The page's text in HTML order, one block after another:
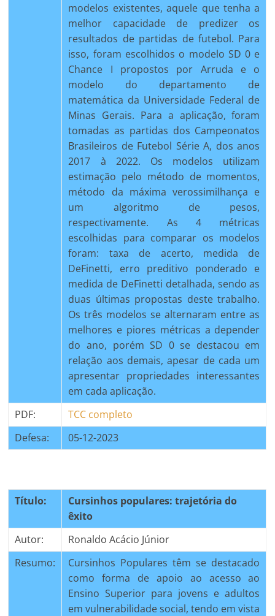
modelos existentes, aquele que tenha a
melhor capacidade de predizer os
resultados de partidas de futebol. Para
isso, foram escolhidos o modelo SD 0 e
Chance I propostos por Arruda e o
modelo do departamento de
matemática da Universidade Federal de
Minas Gerais. Para a aplicação, foram
tomadas as partidas dos Campeonatos
Brasileiros de Futebol Série A, dos anos
2017 à 2022. Os modelos utilizam
estimação pelo método de momentos,
método da máxima verossimilhança e
um algoritmo de pesos,
respectivamente. As 4 métricas
escolhidas para comparar os modelos
foram: taxa de acerto, medida de
DeFinetti, erro preditivo ponderado e
medida de DeFinetti detalhada, sendo as
duas últimas propostas deste trabalho.
Os três modelos se alternaram entre as
melhores e piores métricas a depender
do ano, porém SD 0 se destacou em
relação aos demais, apesar de cada um
apresentar propriedades interessantes
em cada aplicação.
PDF:
TCC completo
Defesa:
05-12-2023
Título:
Cursinhos populares: trajetória do
êxito
Autor:
Ronaldo Acácio Júnior
Resumo:
Cursinhos Populares têm se destacado
como forma de apoio ao acesso ao
Ensino Superior para jovens e adultos
em vulnerabilidade social, tendo em vista